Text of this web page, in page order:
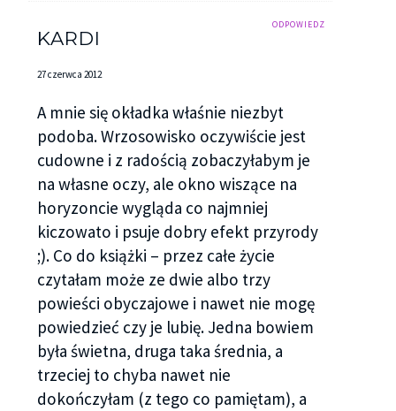
ODPOWIEDZ
KARDI
27 czerwca 2012
A mnie się okładka właśnie niezbyt
podoba. Wrzosowisko oczywiście jest
cudowne i z radością zobaczyłabym je
na własne oczy, ale okno wiszące na
horyzoncie wygląda co najmniej
kiczowato i psuje dobry efekt przyrody
;). Co do książki – przez całe życie
czytałam może ze dwie albo trzy
powieści obyczajowe i nawet nie mogę
powiedzieć czy je lubię. Jedna bowiem
była świetna, druga taka średnia, a
trzeciej to chyba nawet nie
dokończyłam (z tego co pamiętam), a